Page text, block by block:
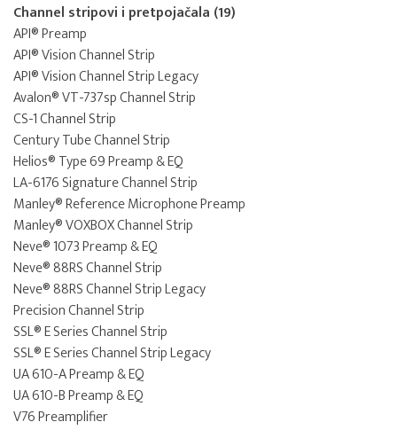
Channel stripovi i pretpojačala (19)
API® Preamp
API® Vision Channel Strip
API® Vision Channel Strip Legacy
Avalon® VT-737sp Channel Strip
CS-1 Channel Strip
Century Tube Channel Strip
Helios® Type 69 Preamp & EQ
LA-6176 Signature Channel Strip
Manley® Reference Microphone Preamp
Manley® VOXBOX Channel Strip
Neve® 1073 Preamp & EQ
Neve® 88RS Channel Strip
Neve® 88RS Channel Strip Legacy
Precision Channel Strip
SSL® E Series Channel Strip
SSL® E Series Channel Strip Legacy
UA 610-A Preamp & EQ
UA 610-B Preamp & EQ
V76 Preamplifier